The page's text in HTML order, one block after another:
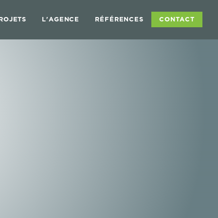
L'AGENCE RÉFÉRENCES CONTACT